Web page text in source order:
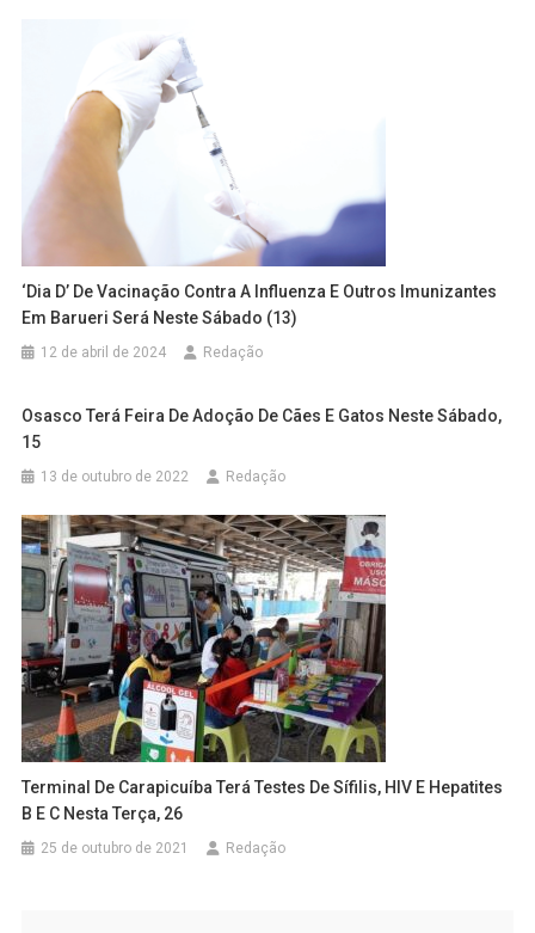
‘Dia D’ De Vacinação Contra A Influenza E Outros Imunizantes
Em Barueri Será Neste Sábado (13)
12 de abril de 2024 Redação
Osasco Terá Feira De Adoção De Cães E Gatos Neste Sábado,
15
13 de outubro de 2022 Redação
Terminal De Carapicuíba Terá Testes De Sífilis, HIV E Hepatites
B E C Nesta Terça, 26
25 de outubro de 2021 Redação